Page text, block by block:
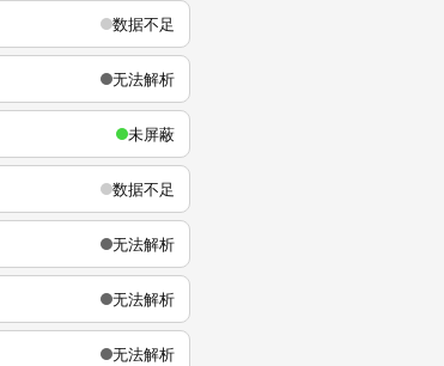
数据不足
无法解析
未屏蔽
数据不足
无法解析
无法解析
无法解析